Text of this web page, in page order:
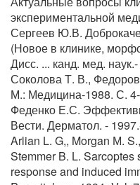
экспериментальной
Сергеев Ю.В.
(Новое в клинике,
Дисс. ... канд. мед.
Соколова Т. В.,
М.: Медицина-1988. С.
Феденко Е.С.
Вести. Дерматол. -
Arlian L. G,, Morgan М.
Stemmer B. L.
response and induced